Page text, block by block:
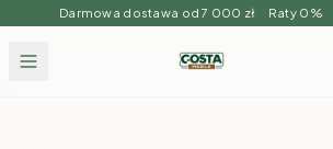
Darmowa dostawa od 7 000 zł Raty 0%